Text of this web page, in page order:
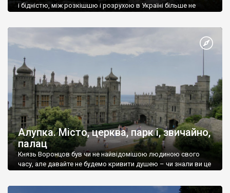
і бідністю, між розкішшю і розрухою в Україні більше не
Алупка. Місто, церква, парк і, звичайно,
палац
Князь Воронцов був чи не найвідомішою людиною свого
часу, але давайте не будемо кривити душею – чи знали ви це